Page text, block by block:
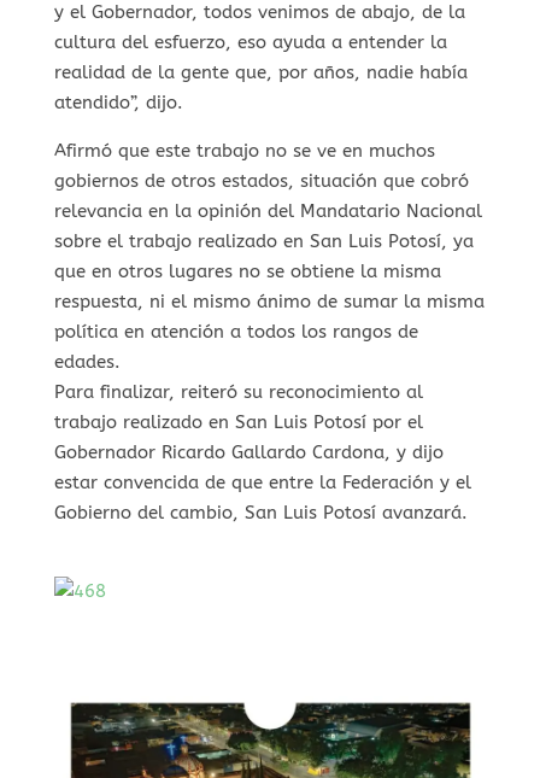
y el Gobernador, todos venimos de abajo, de la
cultura del esfuerzo, eso ayuda a entender la
realidad de la gente que, por años, nadie había
atendido”, dijo.
Afirmó que este trabajo no se ve en muchos
gobiernos de otros estados, situación que cobró
relevancia en la opinión del Mandatario Nacional
sobre el trabajo realizado en San Luis Potosí, ya
que en otros lugares no se obtiene la misma
respuesta, ni el mismo ánimo de sumar la misma
política en atención a todos los rangos de
edades.
Para finalizar, reiteró su reconocimiento al
trabajo realizado en San Luis Potosí por el
Gobernador Ricardo Gallardo Cardona, y dijo
estar convencida de que entre la Federación y el
Gobierno del cambio, San Luis Potosí avanzará.